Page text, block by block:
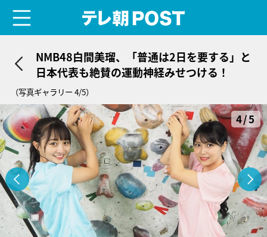
NMB48白間美瑠、「普通は2日を要する」と
日本代表も絶賛の運動神経みせつける！
（写真ギャラリー 4/5）
4/5